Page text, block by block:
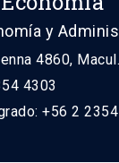
y
4860,
4303
+56 2